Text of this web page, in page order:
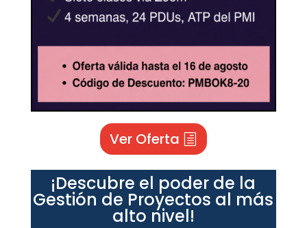
Ver Oferta
¡Descubre el poder de la
Gestión de Proyectos al más
alto nivel!